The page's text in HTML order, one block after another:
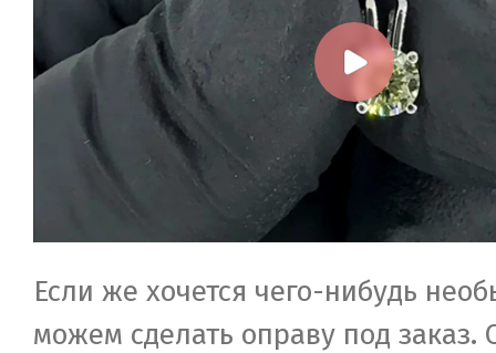
Если же хочется чего-нибудь
можем сделать оправу под заказ.